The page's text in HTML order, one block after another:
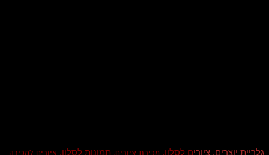
גלריית יוצרים, ציורים לסלון, תמונות לסלון,